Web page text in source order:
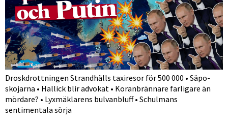
Droskdrottningen Strandhälls taxiresor för 500 000 • Säpo-
skojarna • Hallick blir advokat • Koranbrännare farligare än
mördare? • Lyxmäklarens bulvanbluff • Schulmans
sentimentala sörja